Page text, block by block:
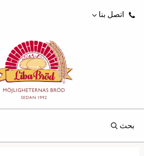
اتصل بنا
بحث